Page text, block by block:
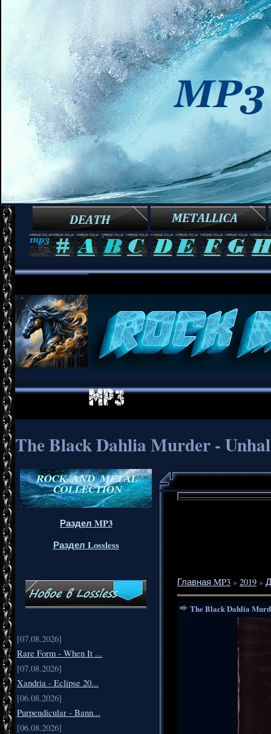
The Black Dahlia Murder -
Раздел MP3
Раздел Lossless
[07.08.2026]
Rare Form - When It ...
[07.08.2026]
Xandria - Eclipse 20...
[06.08.2026]
Purpendicular - Bann...
[06.08.2026]
Главная MP3 » 2019 »
The Black Dahlia